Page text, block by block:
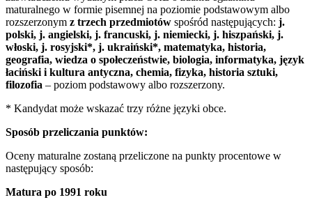
maturalnego w formie pisemnej na poziomie podstawowym albo
rozszerzonym z trzech przedmiotów spośród następujących: j.
polski, j. angielski, j. francuski, j. niemiecki, j. hiszpański, j.
włoski, j. rosyjski*, j. ukraiński*, matematyka, historia,
geografia, wiedza o społeczeństwie, biologia, informatyka, język
łaciński i kultura antyczna, chemia, fizyka, historia sztuki,
filozofia – poziom podstawowy albo rozszerzony.
* Kandydat może wskazać trzy różne języki obce.
Sposób przeliczania punktów:
Oceny maturalne zostaną przeliczone na punkty procentowe w
następujący sposób:
Matura po 1991 roku